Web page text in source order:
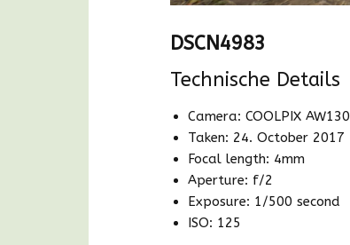
DSCN4983
Technische Details
Camera: COOLPIX AW130
Taken: 24. October 2017
Focal length: 4mm
Aperture: f/2
Exposure: 1/500 second
ISO: 125